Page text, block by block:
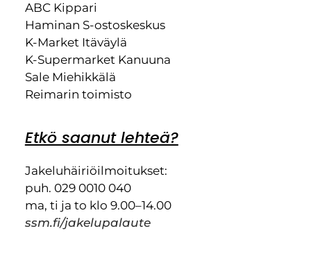
ABC Kippari
Haminan S-ostoskeskus
K-Market Itäväylä
K-Supermarket Kanuuna
Sale Miehikkälä
Reimarin toimisto
Etkö saanut lehteä?
Jakeluhäiriöilmoitukset:
puh. 029 0010 040
ma, ti ja to klo 9.00–14.00
ssm.fi/jakelupalaute